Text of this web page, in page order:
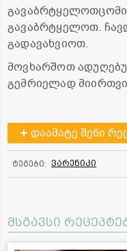
გავაბრტყელოთ.
გადავახვიოთ.
მოვხარშოთ
გემრიელად
დაამატე შენი
ტეგები: ვარენიკი
მსგავსი